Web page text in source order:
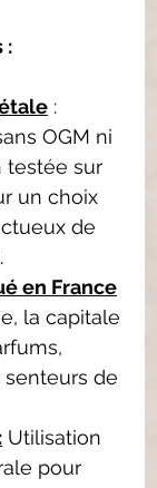
:
:
OGM ni
testée sur
un choix
de
en France
la capitale
senteurs de
Utilisation
pour